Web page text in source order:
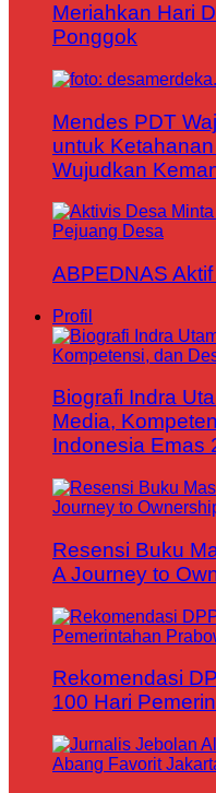
Meriahkan Hari
Ponggok
Mendes PDT
untuk
Wujudkan
ABPEDNAS
Profil
Biografi Indra
Media,
Indonesia Emas
Resensi Buku
A Journey to
Rekomendasi
100 Hari